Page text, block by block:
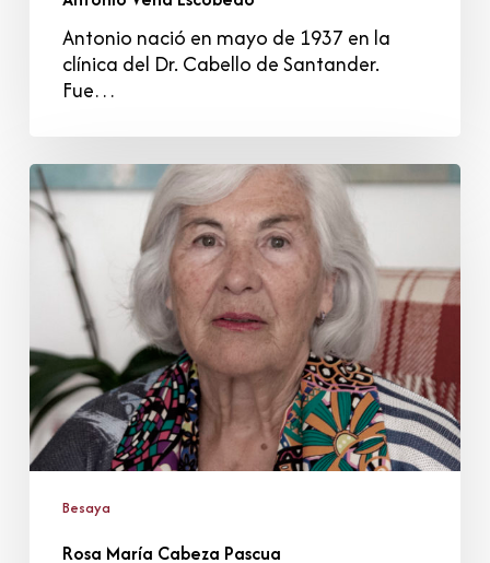
Antonio nació en mayo de 1937 en la
clínica del Dr. Cabello de Santander.
Fue…
Rosa
María
Cabeza
Pascua
Besaya
Rosa María Cabeza Pascua